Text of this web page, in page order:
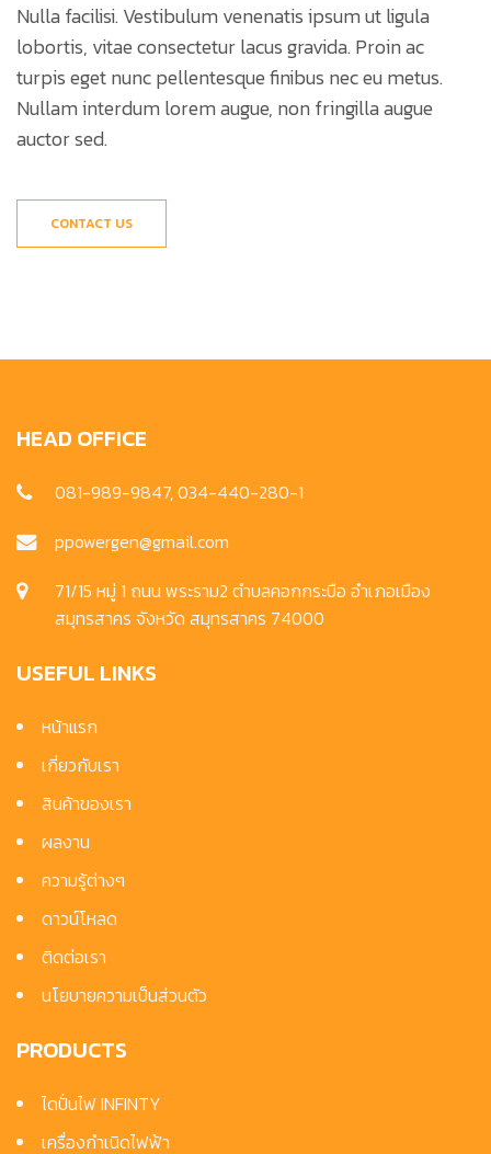
Nulla facilisi. Vestibulum venenatis ipsum ut ligula
lobortis, vitae consectetur lacus gravida. Proin ac
turpis eget nunc pellentesque finibus nec eu metus.
Nullam interdum lorem augue, non fringilla augue
auctor sed.
CONTACT US
HEAD OFFICE
081-989-9847, 034-440-280-1
ppowergen@gmail.com
71/15 หมู่ 1 ถนน พระราม2 ตำบลคอกกระบือ อำเภอเมือง
สมุทรสาคร จังหวัด สมุทรสาคร 74000
USEFUL LINKS
หน้าแรก
เกี่ยวกับเรา
สินค้าของเรา
ผลงาน
ความรู้ต่างๆ
ดาวน์โหลด
ติดต่อเรา
นโยบายความเป็นส่วนตัว
PRODUCTS
ไดปั่นไฟ INFINTY
เครื่องกำเนิดไฟฟ้า